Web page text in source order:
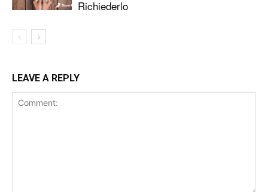
Richiederlo
LEAVE A REPLY